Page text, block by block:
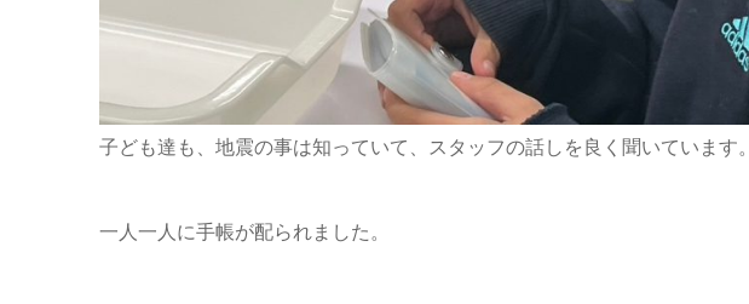
子ども達も、地震の事は知っていて、スタッフの話しを良く聞いています。
一人一人に手帳が配られました。